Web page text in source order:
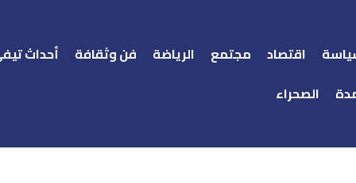
اقتصاد مجتمع الرياضة فن وثقافة أحداث
الصحراء